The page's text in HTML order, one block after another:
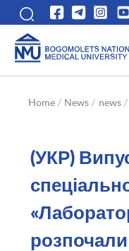
Home / News / news /
(УКР)